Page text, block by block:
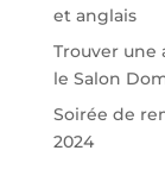
et anglais
Trouver une
le Salon
Soirée de
2024